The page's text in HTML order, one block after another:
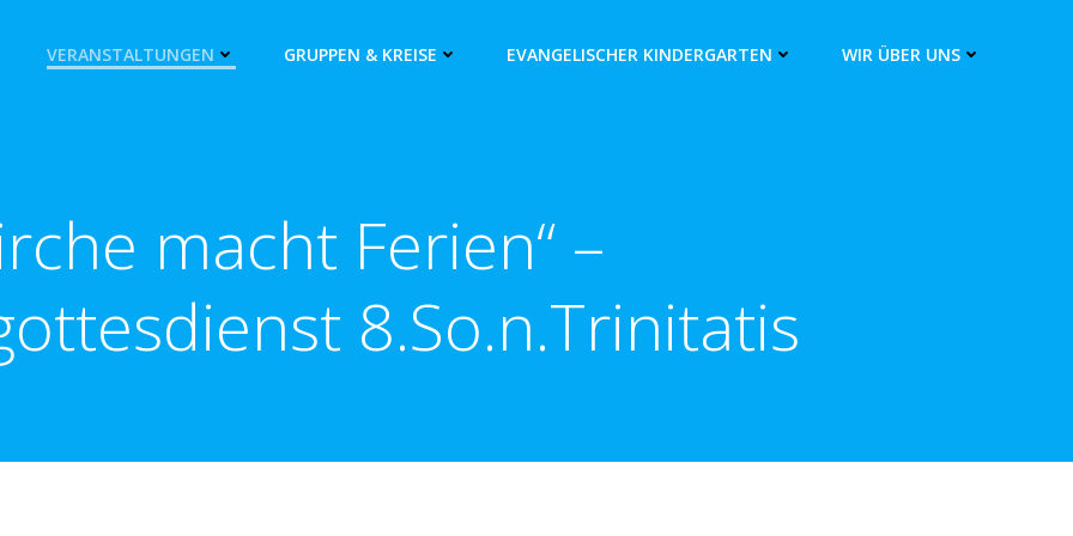
VERANSTALTUNGEN GRUPPEN & KREISE EVANGELISCHER KINDERGARTEN WIR ÜBER UNS
macht Ferien“ –
8.So.n.Trinitatis